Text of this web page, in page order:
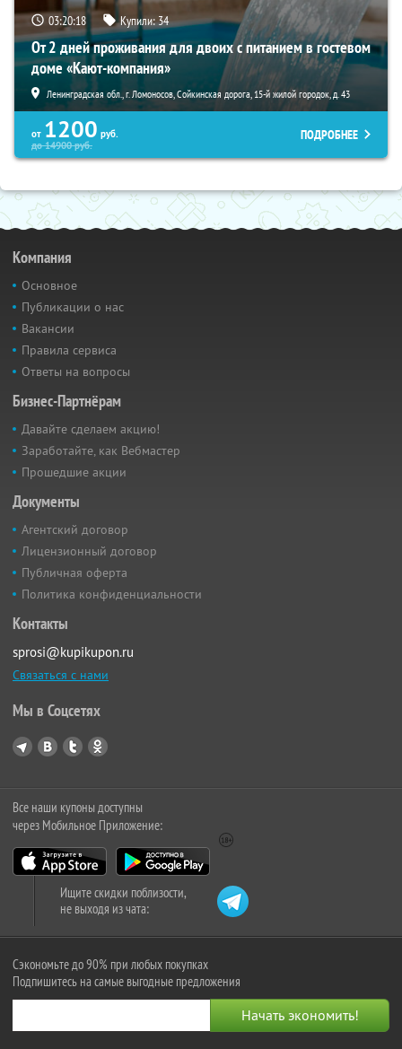
03:20:16 Купили:34
От 2 дней проживания для двоих с питанием в гостевом
доме «Кают-компания»
Ленинградская обл., г. Ломоносов, Сойкинская дорога, 15-й жилой городок, д. 43
от 1200 руб.
до14900руб.
ПОДРОБНЕЕ
Компания
Основное
Публикации о нас
Вакансии
Правила сервиса
Ответы на вопросы
Бизнес-Партнёрам
Давайте сделаем акцию!
Заработайте, как Вебмастер
Прошедшие акции
Документы
Агентский договор
Лицензионный договор
Публичная оферта
Политика конфиденциальности
Контакты
sprosi@kupikupon.ru
Связаться с нами
Мы в Соцсетях
Все наши купоны доступны
через Мобильное Приложение:
Ищите скидки поблизости,
не выходя из чата:
Сэкономьте до 90% при любых покупках
Подпишитесь на самые выгодные предложения